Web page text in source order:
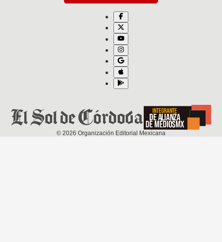
© 2026 Organización Editorial Mexicana